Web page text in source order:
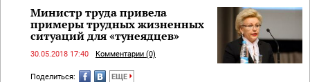
Министр труда привела
примеры трудных жизненных
ситуаций для «тунеядцев»
30.05.2018 17:40 Комментарии (0)
Поделиться: ЕЩЕ